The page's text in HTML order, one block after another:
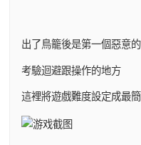
出了鳥籠後是第一個惡意
考驗迴避跟操作的地方
這裡將遊戲難度設定成最